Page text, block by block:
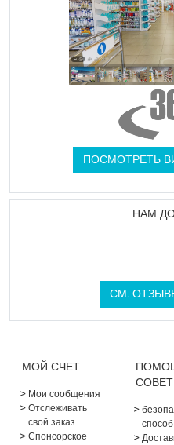
ПОСМОТРЕТЬ
НАМ
СМ.
МОЙ СЧЕТ
Мои сообщения
Отслеживать
свой заказ
Спонсорское
СОВЕТ